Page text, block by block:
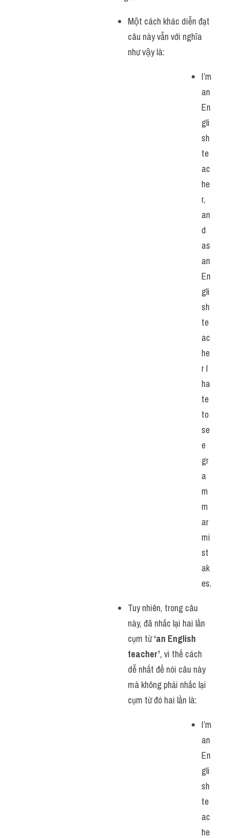
Một cách khác diễn đạt
câu này vẫn với nghĩa
như vậy là:
I’m
an
En
gli
sh
te
ac
he
r,
an
d
as
an
En
gli
sh
te
ac
he
r I
ha
te
to
se
e
gr
a
m
m
ar
mi
st
ak
es.
Tuy nhiên, trong câu
này, đã nhắc lại hai lần
cụm từ ‘an English
teacher’, vì thế cách
dễ nhất để nói câu này
mà không phải nhắc lại
cụm từ đó hai lần là:
I’m
an
En
gli
sh
te
ac
he